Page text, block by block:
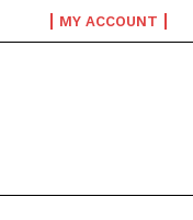
MY ACCOUNT